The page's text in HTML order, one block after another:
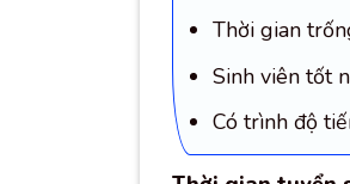
Thời gian
Sinh viên tốt
Có trình độ